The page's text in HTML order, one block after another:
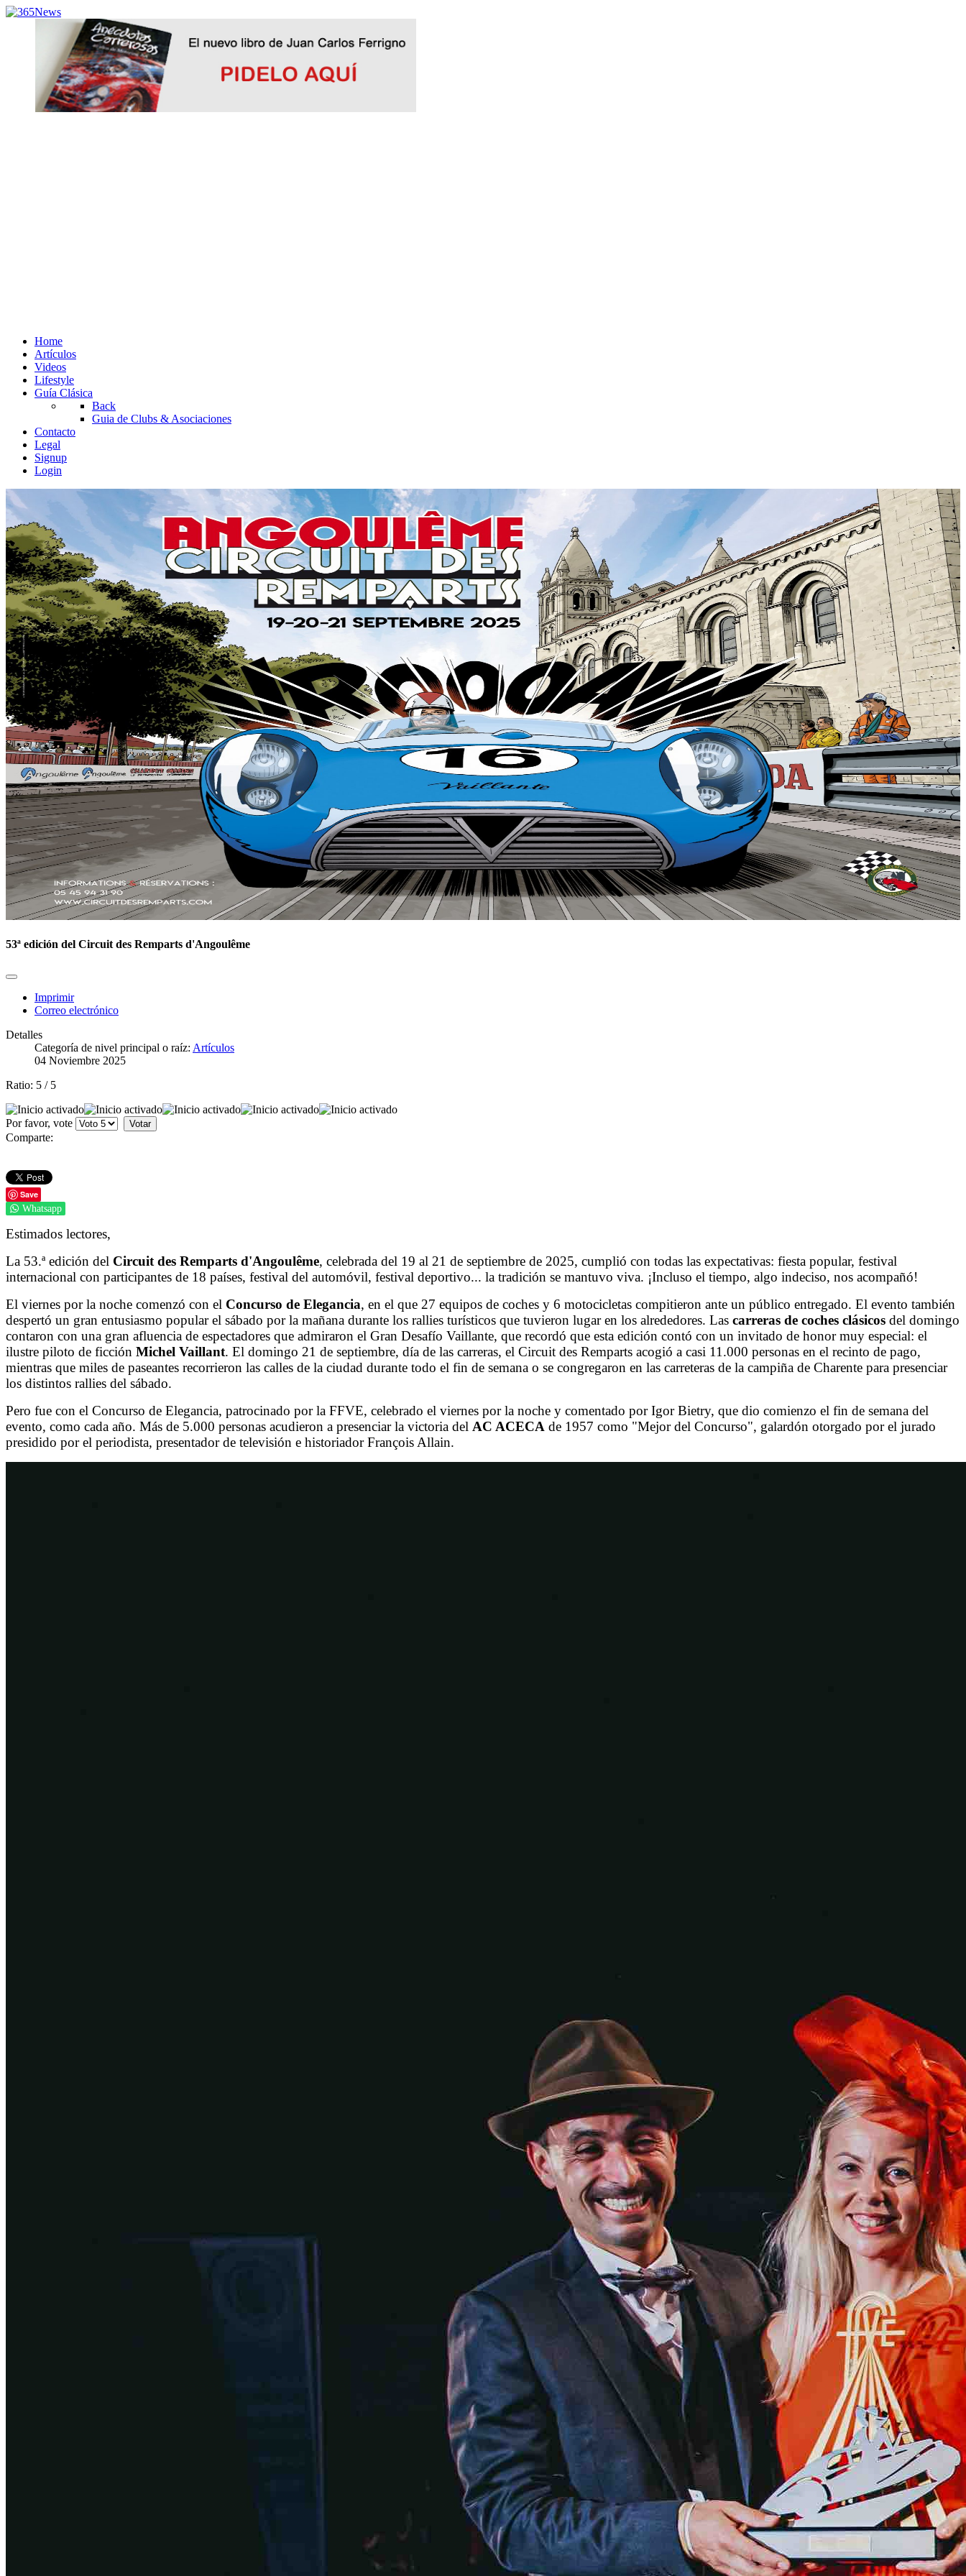
Home
Artículos
Videos
Lifestyle
Guía Clásica
Back
Guia de Clubs & Asociaciones
Contacto
Legal
Signup
Login
53ª edición del Circuit des Remparts d'Angoulême
Imprimir
Correo electrónico
Detalles
Categoría de nivel principal o raíz: Artículos
04 Noviembre 2025
Ratio: 5 / 5
Por favor, vote
Comparte:
Save
Whatsapp
Estimados lectores,
La 53.ª edición del Circuit des Remparts d'Angoulême, celebrada del 19 al 21 de septiembre de 2025, cumplió con todas las expectativas: fiesta popular, festival
internacional con participantes de 18 países, festival del automóvil, festival deportivo... la tradición se mantuvo viva. ¡Incluso el tiempo, algo indeciso, nos acompañó!
El viernes por la noche comenzó con el Concurso de Elegancia, en el que 27 equipos de coches y 6 motocicletas compitieron ante un público entregado. El evento también
despertó un gran entusiasmo popular el sábado por la mañana durante los rallies turísticos que tuvieron lugar en los alrededores. Las carreras de coches clásicos del domingo
contaron con una gran afluencia de espectadores que admiraron el Gran Desafío Vaillante, que recordó que esta edición contó con un invitado de honor muy especial: el
ilustre piloto de ficción Michel Vaillant. El domingo 21 de septiembre, día de las carreras, el Circuit des Remparts acogió a casi 11.000 personas en el recinto de pago,
mientras que miles de paseantes recorrieron las calles de la ciudad durante todo el fin de semana o se congregaron en las carreteras de la campiña de Charente para presenciar
los distintos rallies del sábado.
Pero fue con el Concurso de Elegancia, patrocinado por la FFVE, celebrado el viernes por la noche y comentado por Igor Bietry, que dio comienzo el fin de semana del
evento, como cada año. Más de 5.000 personas acudieron a presenciar la victoria del AC ACECA de 1957 como "Mejor del Concurso", galardón otorgado por el jurado
presidido por el periodista, presentador de televisión e historiador François Allain.